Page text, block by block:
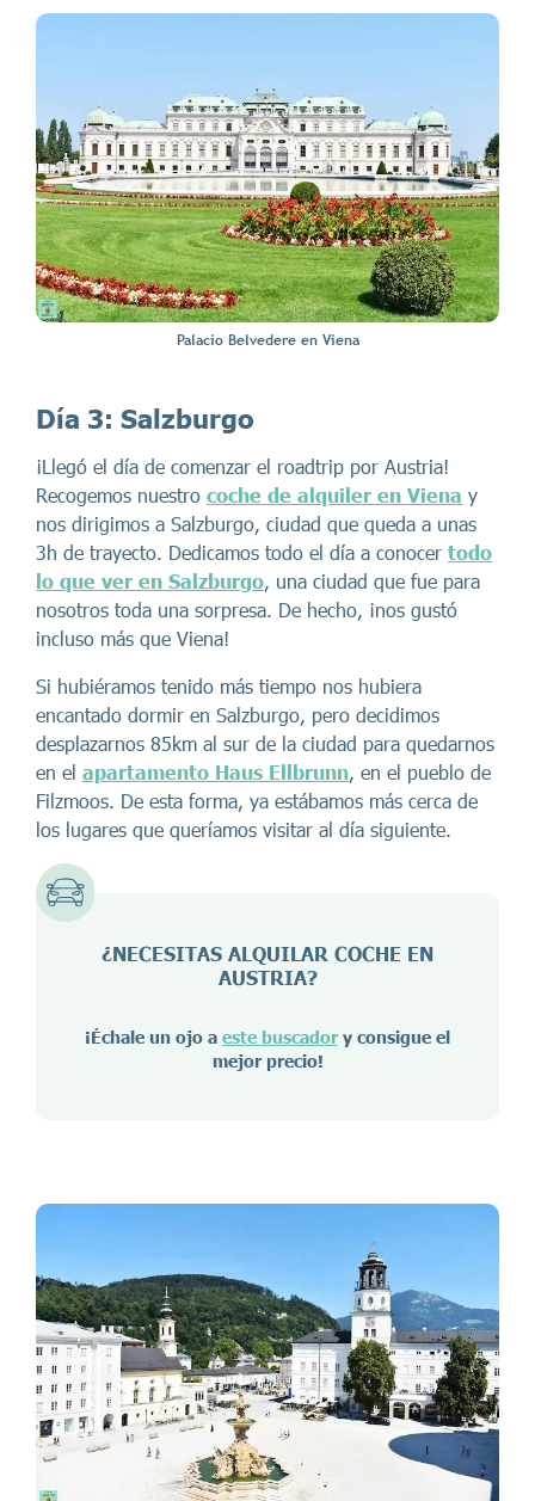
Palacio Belvedere en Viena
Día 3: Salzburgo
¡Llegó el día de comenzar el roadtrip por Austria!
Recogemos nuestro coche de alquiler en Viena y
nos dirigimos a Salzburgo, ciudad que queda a unas
3h de trayecto. Dedicamos todo el día a conocer todo
lo que ver en Salzburgo, una ciudad que fue para
nosotros toda una sorpresa. De hecho, ¡nos gustó
incluso más que Viena!
Si hubiéramos tenido más tiempo nos hubiera
encantado dormir en Salzburgo, pero decidimos
desplazarnos 85km al sur de la ciudad para quedarnos
en el apartamento Haus Ellbrunn, en el pueblo de
Filzmoos. De esta forma, ya estábamos más cerca de
los lugares que queríamos visitar al día siguiente.
¿NECESITAS ALQUILAR COCHE EN
AUSTRIA?
¡Échale un ojo a este buscador y consigue el
mejor precio!